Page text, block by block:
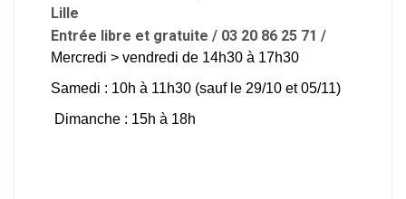
Lille
Entrée libre et gratuite / 03 20 86 25 71 /
Mercredi > vendredi de 14h30 à 17h30
Samedi : 10h à 11h30 (sauf le 29/10 et 05/11)
Dimanche : 15h à 18h